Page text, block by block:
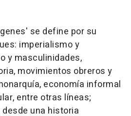
se define por su
imperialismo y
y masculinidades,
movimientos obreros y
economía informal
entre otras líneas;
una historia